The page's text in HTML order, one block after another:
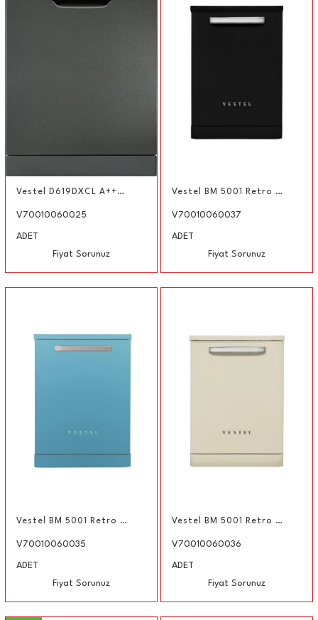
Vestel D619DXCL A+++ Bulaşık Makinesi Ekonomi Programlı
V70010060025
ADET
Fiyat Sorunuz
Vestel BM 5001 Retro Siyah 5 Programlı Bulaşık Makinesi
V70010060037
ADET
Fiyat Sorunuz
Vestel BM 5001 Retro Düş Mavisi 5 Programlı Bulaşık Makinesi
V70010060035
ADET
Fiyat Sorunuz
Vestel BM 5001 Retro Bej 5 Programlı Bulaşık Makinesi
V70010060036
ADET
Fiyat Sorunuz